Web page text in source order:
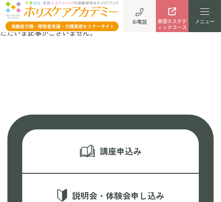
お電話
美容エステテ
ィックコース
可部教室
ただいま記事がございません。
講座申込み
説明会・体験会申し込み